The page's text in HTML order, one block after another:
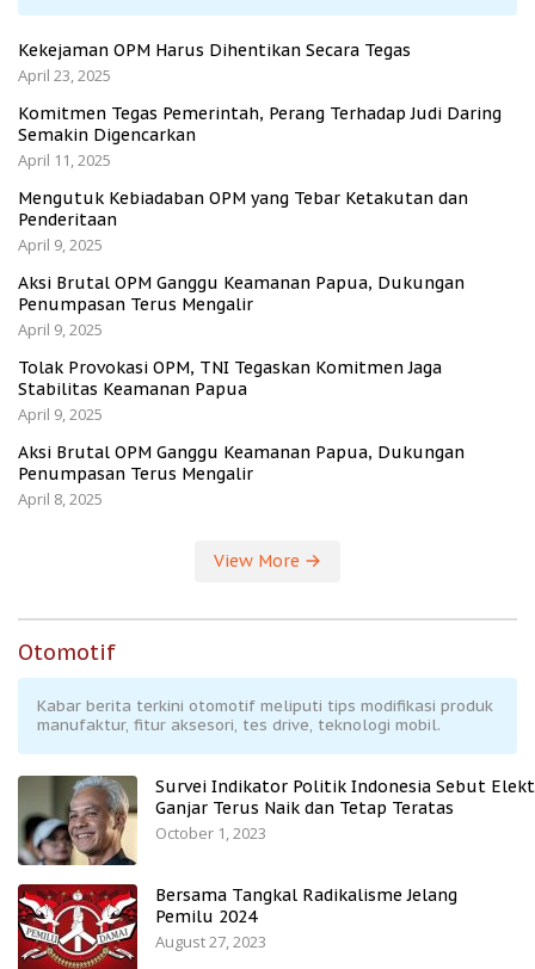
Kekejaman OPM Harus Dihentikan Secara Tegas
April 23, 2025
Komitmen Tegas Pemerintah, Perang Terhadap Judi Daring
Semakin Digencarkan
April 11, 2025
Mengutuk Kebiadaban OPM yang Tebar Ketakutan dan
Penderitaan
April 9, 2025
Aksi Brutal OPM Ganggu Keamanan Papua, Dukungan
Penumpasan Terus Mengalir
April 9, 2025
Tolak Provokasi OPM, TNI Tegaskan Komitmen Jaga
Stabilitas Keamanan Papua
April 9, 2025
Aksi Brutal OPM Ganggu Keamanan Papua, Dukungan
Penumpasan Terus Mengalir
April 8, 2025
View More
Otomotif
Kabar berita terkini otomotif meliputi tips modifikasi produk
manufaktur, fitur aksesori, tes drive, teknologi mobil.
Survei Indikator Politik Indonesia Sebut
Ganjar Terus Naik dan Tetap Teratas
October 1, 2023
Bersama Tangkal Radikalisme Jelang
Pemilu 2024
August 27, 2023